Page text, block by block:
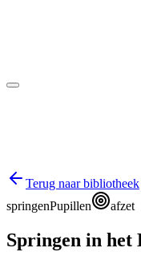
Terug naar bibliotheek
springenPupillen afzet
Springen in het